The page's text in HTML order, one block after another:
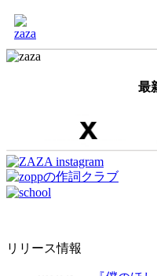
最
リリース情報